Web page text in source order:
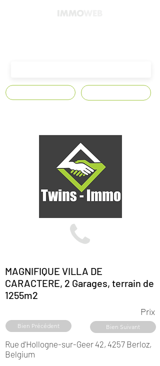
MAGNIFIQUE VILLA DE
CARACTERE, 2 Garages, terrain de
1255m2
Prix
Rue d'Hollogne-sur-Geer 42, 4257 Berloz,
Belgium
Bien Suivant
Bien Précédent